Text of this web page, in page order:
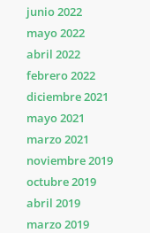
junio 2022
mayo 2022
abril 2022
febrero 2022
diciembre 2021
mayo 2021
marzo 2021
noviembre 2019
octubre 2019
abril 2019
marzo 2019